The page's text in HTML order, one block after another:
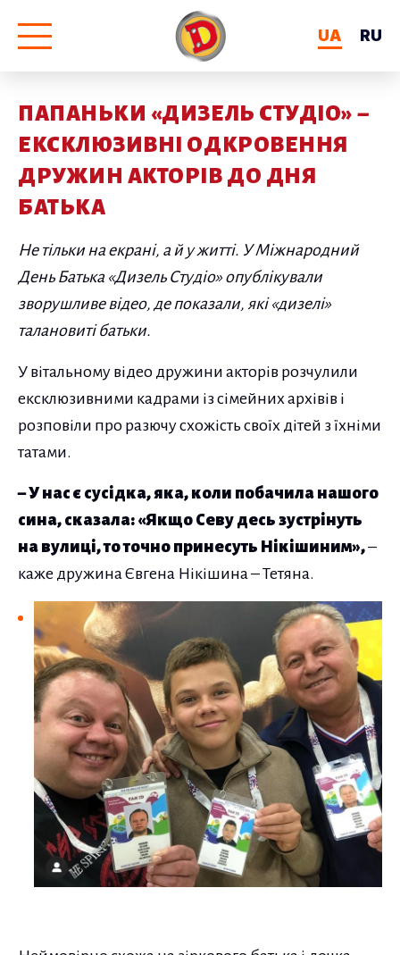
UA
RU
ПАПАНЬКИ «ДИЗЕЛЬ СТУДІО» –
ЕКСКЛЮЗИВНІ ОДКРОВЕННЯ
ДРУЖИН АКТОРІВ ДО ДНЯ
БАТЬКА
Не тільки на екрані, а й у житті. У Міжнародний
День Батька «Дизель Студіо» опублікували
зворушливе відео, де показали, які «дизелі»
талановиті батьки.
У вітальному відео дружини акторів розчулили
ексклюзивними кадрами із сімейних архівів і
розповіли про разючу схожість своїх дітей з їхніми
татами.
– У нас є сусідка, яка, коли побачила нашого
сина, сказала: «Якщо Севу десь зустрінуть
на вулиці, то точно принесуть Нікішиним»,–
каже дружина Євгена Нікішина – Тетяна.